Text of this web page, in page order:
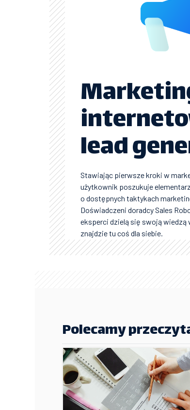
lead
Stawiając pierwsze kroki w
użytkownik poszukuje
o dostępnych taktykach
Doświadczeni doradcy Sales
eksperci dzielą się swoją wiedzą
znajdzie tu coś dla siebie.
Polecamy